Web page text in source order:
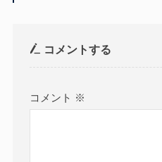
コメントする
コメント ※